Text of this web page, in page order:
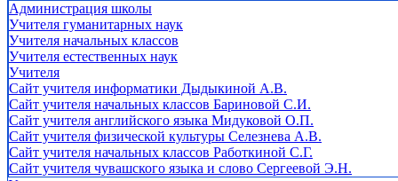
Администрация школы
Учителя гуманитарных наук
Учителя начальных классов
Учителя естественных наук
Учителя
Cайт учителя информатики Дыдыкиной А.В.
Сайт учителя начальных классов Бариновой С.И.
Сайт учителя английского языка Мидуковой О.П.
Сайт учителя физической культуры Селезнева А.В.
Сайт учителя начальных классов Работкиной С.Г.
Сайт учителя чувашского языка и слово Сергеевой Э.Н.